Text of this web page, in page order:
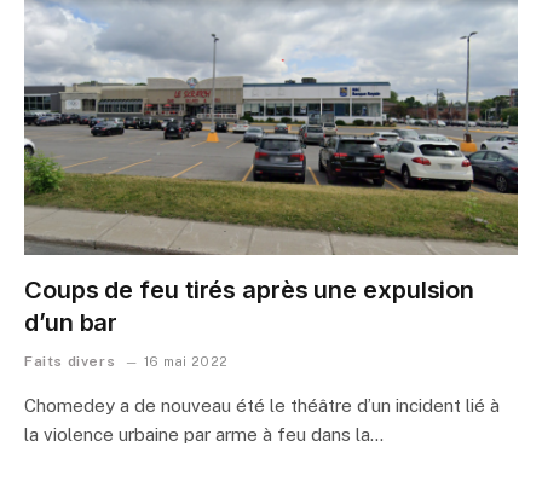
Coups de feu tirés après une expulsion
d’un bar
Faits divers 16 mai 2022
Chomedey a de nouveau été le théâtre d’un incident lié à
la violence urbaine par arme à feu dans la…